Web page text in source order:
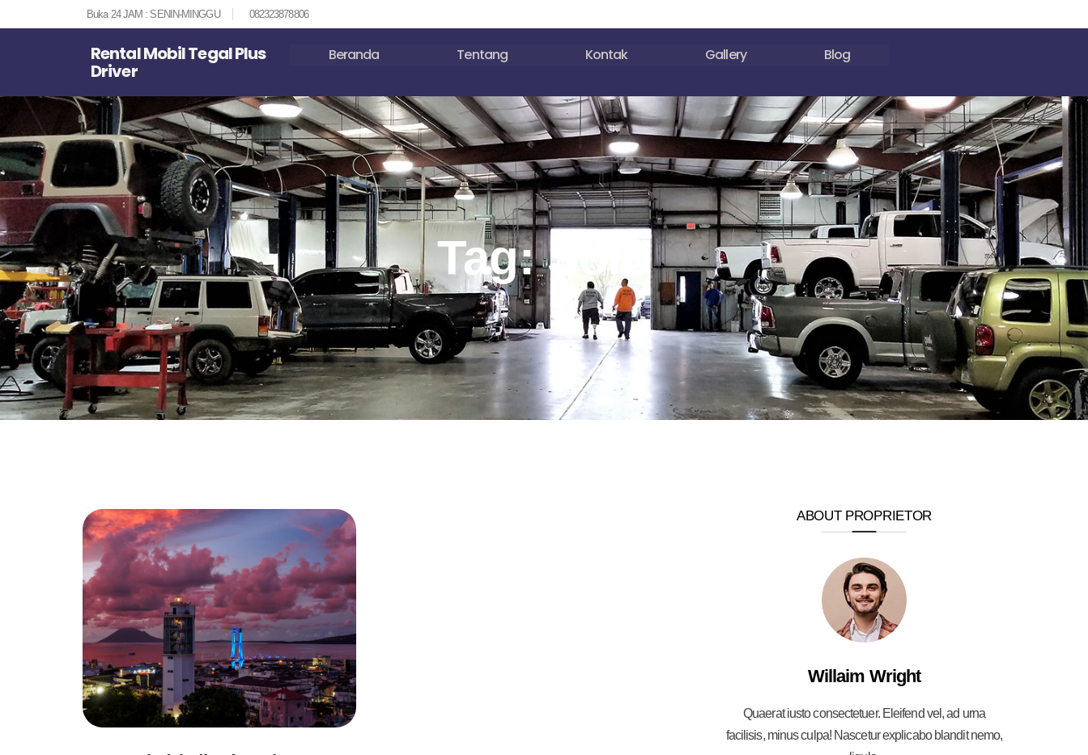
Buka 24 JAM : SENIN-MINGGU 082323878806
Rental Mobil Tegal Plus
Driver
Beranda Tentang Kontak Gallery Blog
Tag: Solo
ABOUT PROPRIETOR
Willaim Wright
Quaerat iusto consectetuer. Eleifend vel, ad urna
facilisis, minus culpa! Nascetur explicabo blandit nemo,